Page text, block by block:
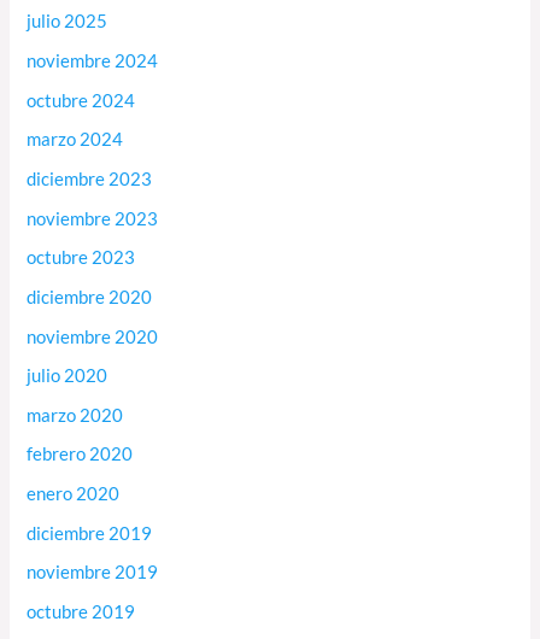
julio 2025
noviembre 2024
octubre 2024
marzo 2024
diciembre 2023
noviembre 2023
octubre 2023
diciembre 2020
noviembre 2020
julio 2020
marzo 2020
febrero 2020
enero 2020
diciembre 2019
noviembre 2019
octubre 2019